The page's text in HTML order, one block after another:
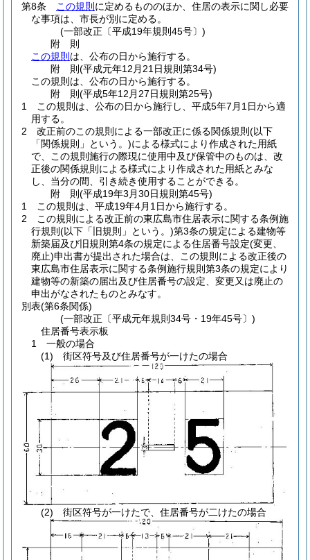
第8条
この規則 に定めるもののほか、住居の表示に関し必要
な事項は、市長が別に定める。
(一部改正〔平成19年規則45号〕)
附 則
この規則 は、公布の日から施行する。
附 則(平成元年12月21日規則第34号)
この規則は、公布の日から施行する。
附 則(平成5年12月27日規則第25号)
1
この規則は、公布の日から施行し、平成5年7月1日から適
用する。
2
改正前のこの規則による一部改正に係る関係規則 (以下
「関係規則」という。)による様式により作成された用紙
で、この規則施行の際現に使用中及び保管中のものは、改
正後の関係規則による様式により作成された用紙とみな
し、当分の間、引き続き使用することができる。
附 則(平成19年3月30日規則第45号)
1
この規則は、平成19年4月1日から施行する。
2
この規則による改正前の東広島市住居表示に関する条例施
行規則 (以下「旧規則」という。)第3条の規定による建物等
新築届及び旧規則第4条の規定による住居番号設定(変更、
廃止)申出書が提出された場合は、この規則による改正後の
東広島市住居表示に関する条例施行規則第3条の規定により
建物等の新築の届出及び住居番号の設定、変更又は廃止の
申出がなされたものとみなす。
別表(第6条関係)
(一部改正〔平成元年規則34号・19年45号〕)
住居番号表示板
1 一般の場合
(1) 街区符号及び住居番号が一けたの場合
(2) 街区符号が一けたで、住居番号が二けたの場合